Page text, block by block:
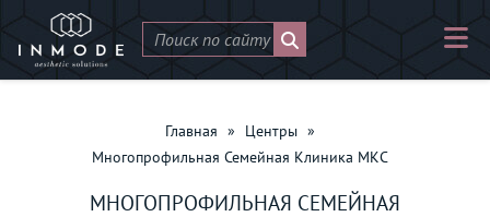
Главная » Центры »
Многопрофильная Семейная Клиника МКС
МНОГОПРОФИЛЬНАЯ СЕМЕЙНАЯ